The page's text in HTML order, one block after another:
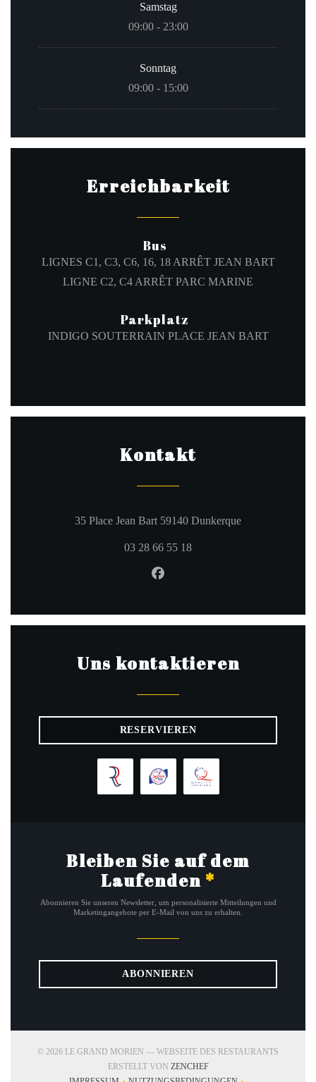
Samstag
09:00 - 23:00
Sonntag
09:00 - 15:00
Erreichbarkeit
Bus
LIGNES C1, C3, C6, 16, 18 ARRÊT JEAN BART
LIGNE C2, C4 ARRÊT PARC MARINE
Parkplatz
INDIGO SOUTERRAIN PLACE JEAN BART
Kontakt
35 Place Jean Bart 59140 Dunkerque((öffnet ein
03 28 66 55 18
Facebook ((öffnet ein neues
Uns kontaktieren
RESERVIEREN
Bleiben Sie auf dem
Laufenden *
Abonnieren Sie unseren Newsletter, um personalisierte Mitteilungen und
Marketingangebote per E-Mail von uns zu erhalten.
ABONNIEREN
© 2026 LE GRAND MORIEN — WEBSEITE DES RESTAURANTS
ERSTELLT VON ZENCHEF((ÖFFNET EIN NEUES